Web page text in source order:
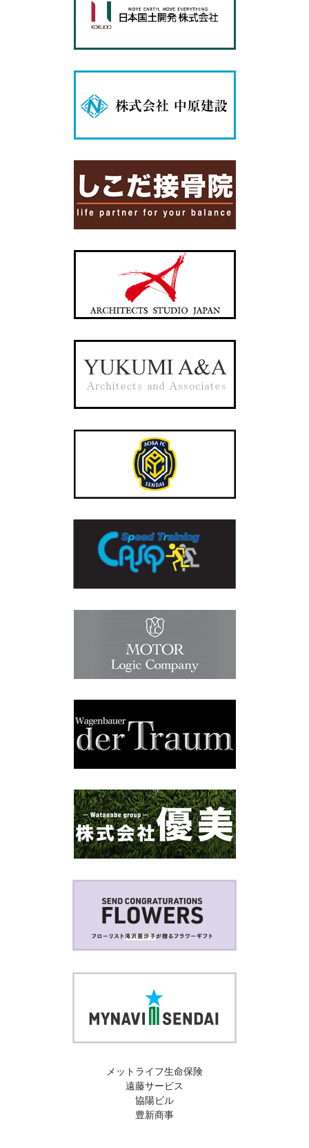
メットライフ生命保険
遠藤サービス
協陽ビル
豊新商事